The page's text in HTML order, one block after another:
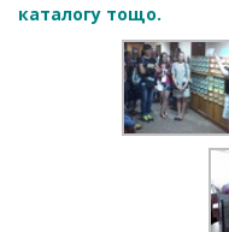
каталогу тощо.